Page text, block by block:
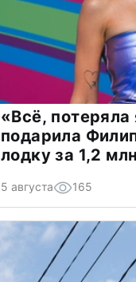
«Всё,
подарила
лодку за 1,2
5 августа 165